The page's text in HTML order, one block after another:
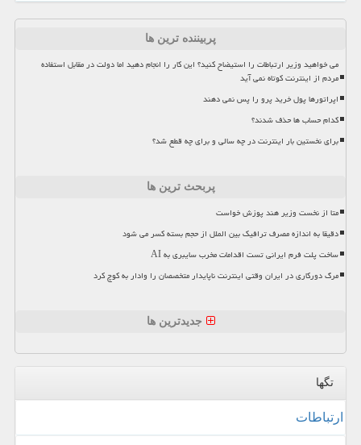
پربیننده ترین ها
می خواهید وزیر ارتباطات را استیضاح کنید؟ این کار را انجام دهید اما دولت در مقابل استفاده
مردم از اینترنت کوتاه نمی آید
اپراتورها پول خرید پرو را پس نمی دهند
کدام حساب ها حذف شدند؟
برای نخستین بار اینترنت در چه سالی و برای چه قطع شد؟
پربحث ترین ها
متا از نخست وزیر هند پوزش خواست
دقیقا به اندازه مصرف ترافیک بین الملل از حجم بسته کسر می شود
ساخت پلت فرم ایرانی تست اقدامات مخرب سایبری به AI
مرگ دورکاری در ایران وقتی اینترنت ناپایدار متخصصان را وادار به کوچ کرد
جدیدترین ها
تگها
ارتباطات